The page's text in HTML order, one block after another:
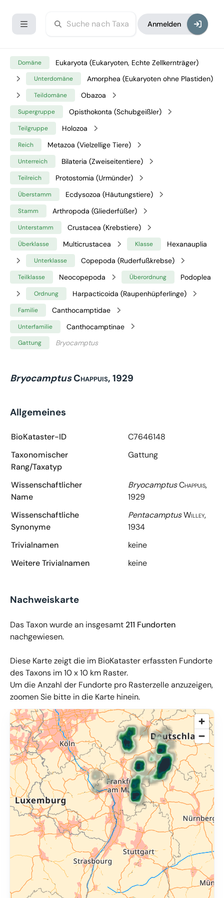
Anmelden
Domäne Eukaryota (Eukaryoten, Echte Zellkernträger)
Unterdomäne Amorphea (Eukaryoten ohne Plastiden)
Teildomäne Obazoa
Supergruppe Opisthokonta (Schubgeißler)
Teilgruppe Holozoa
Reich Metazoa (Vielzellige Tiere)
Unterreich Bilateria (Zweiseitentiere)
Teilreich Protostomia (Urmünder)
Überstamm Ecdysozoa (Häutungstiere)
Stamm Arthropoda (Gliederfüßer)
Unterstamm Crustacea (Krebstiere)
Überklasse Multicrustacea Klasse Hexanauplia
Unterklasse Copepoda (Ruderfußkrebse)
Teilklasse Neocopepoda Überordnung Podoplea
Ordnung Harpacticoida (Raupenhüpferlinge)
Familie Canthocamptidae
Unterfamilie Canthocamptinae
Gattung Bryocamptus
BryocamptusChappuis, 1929
Allgemeines
BioKataster-ID
C7646148
Taxonomischer
Rang/Taxatyp
Gattung
Wissenschaftlicher
Name
BryocamptusChappuis,
1929
Wissenschaftliche
Synonyme
PentacamptusWilley,
1934
Trivialnamen
keine
Weitere Trivialnamen
keine
Nachweiskarte
Das Taxon wurde an insgesamt 211 Fundorten
nachgewiesen.
Diese Karte zeigt die im BioKataster erfassten Fundorte
des Taxons im 10 x 10 km Raster.
Um die Anzahl der Fundorte pro Rasterzelle anzuzeigen,
zoomen Sie bitte in die Karte hinein.
© OpenMapTiles,OpenStreetMap, 34u GmbH